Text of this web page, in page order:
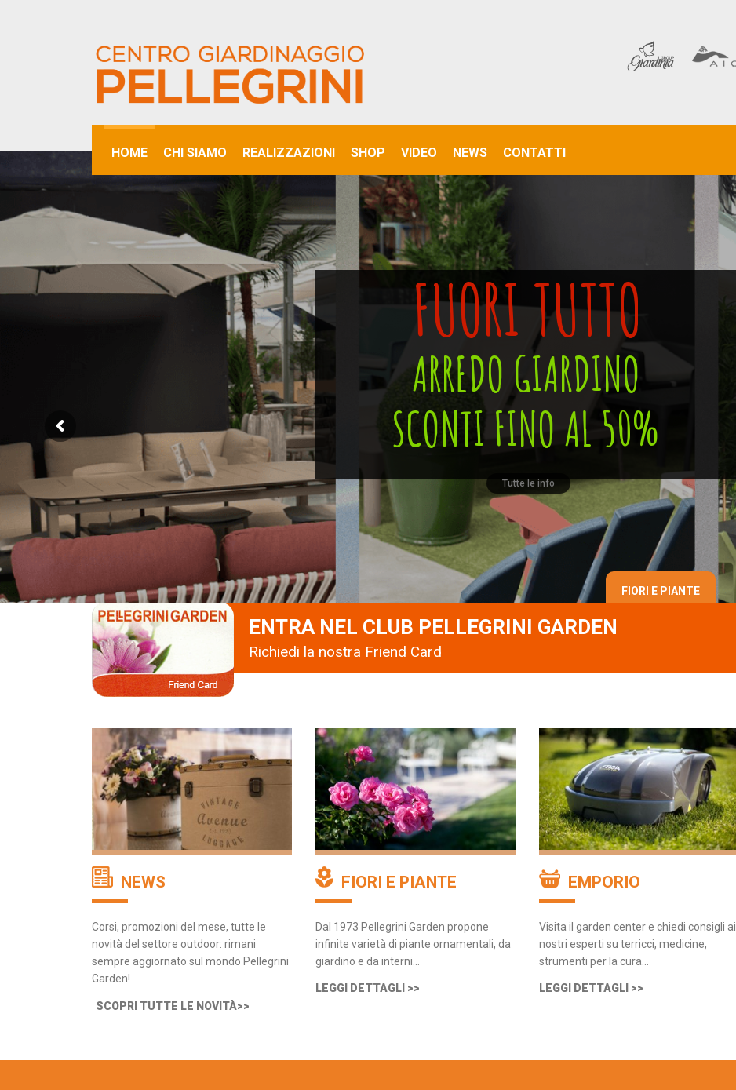
HOME CHI SIAMO REALIZZAZIONI SHOP VIDEO NEWS CONTATTI
FIORI E PIANTE
FUORI TUTTO
Tutte le info
ARREDO GIARDINO
SCONTI FINO AL 50%
ENTRA NEL CLUB PELLEGRINI GARDEN
Richiedi la nostra Friend Card
NEWS
Corsi, promozioni del mese, tutte le
novità del settore outdoor: rimani
sempre aggiornato sul mondo Pellegrini
Garden!
SCOPRI TUTTE LE NOVITÀ>>
FIORI E PIANTE
Dal 1973 Pellegrini Garden propone
infinite varietà di piante ornamentali, da
giardino e da interni…
LEGGI DETTAGLI >>
EMPORIO
Visita il garden center e chiedi consigli ai
nostri esperti su terricci, medicine,
strumenti per la cura…
LEGGI DETTAGLI >>